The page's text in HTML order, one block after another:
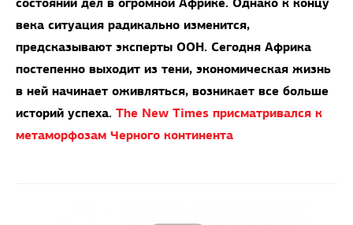
века ситуация радикально изменится,
предсказывают эксперты ООН. Сегодня Африка
постепенно выходит из тени, экономическая жизнь
в ней начинает оживляться, возникает все больше
историй успеха. The New Times присматривался к
метаморфозам Черного континента